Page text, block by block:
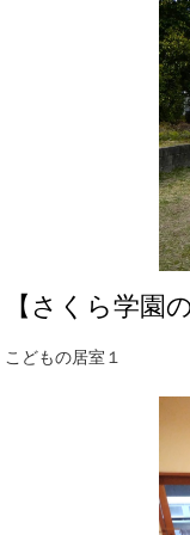
【さくら学園
こどもの居室１